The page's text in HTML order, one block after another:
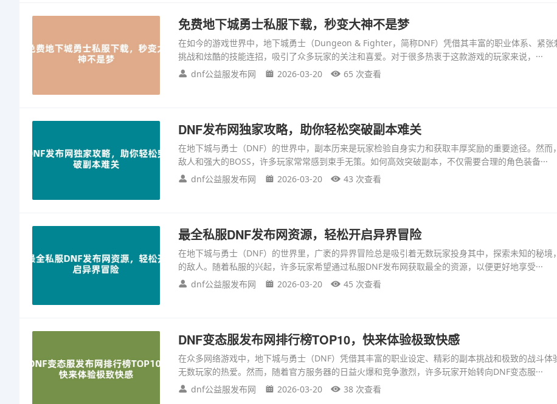
免费地下城勇士私服下载，秒变大神不是梦
在如今的游戏世界中，地下城勇士（Dungeon & Fighter，简称DNF）凭借其丰富的职业体系、紧张
挑战和炫酷的技能连招，吸引了众多玩家的关注和喜爱。对于很多热衷于这款游戏的玩家来说，···
dnf公益服发布网
2026-03-20 65 次查看
DNF发布网独家攻略，助你轻松突破副本难关
在地下城与勇士（DNF）的世界中，副本历来是玩家检验自身实力和获取丰厚奖励的重要途径。然而
敌人和强大的BOSS，许多玩家常常感到束手无策。如何高效突破副本，不仅需要合理的角色装备···
dnf公益服发布网
2026-03-20 43 次查看
最全私服DNF发布网资源，轻松开启异界冒险
在地下城与勇士（DNF）的世界里，广袤的异界冒险总是吸引着无数玩家投身其中，探索未知的秘境
的敌人。随着私服的兴起，许多玩家希望通过私服DNF发布网获取最全的资源，以便更好地享受···
dnf公益服发布网
2026-03-20 45 次查看
DNF变态服发布网排行榜TOP10，快来体验极致快感
在众多网络游戏中，地下城与勇士（DNF）凭借其丰富的职业设定、精彩的副本挑战和极致的战斗体
无数玩家的热爱。然而，随着官方服务器的日益火爆和竞争激烈，许多玩家开始转向DNF变态服···
dnf公益服发布网
2026-03-20 38 次查看